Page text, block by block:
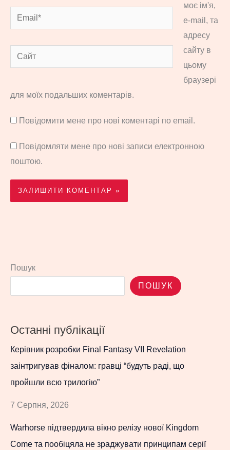
Email*
Сайт
моє ім'я,
e-mail, та
адресу
сайту в
цьому
браузері
для моїх подальших коментарів.
Повідомити мене про нові коментарі по email.
Повідомляти мене про нові записи електронною
поштою.
Пошук
ПОШУК
Останні публікації
Керівник розробки Final Fantasy VII Revelation
заінтригував фіналом: гравці “будуть раді, що
пройшли всю трилогію”
7 Серпня, 2026
Warhorse підтвердила вікно релізу нової Kingdom
Come та пообіцяла не зраджувати принципам серії